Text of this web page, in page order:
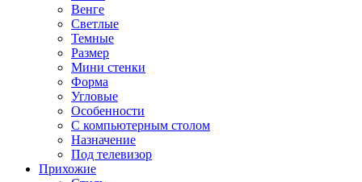
Венге
Светлые
Темные
Размер
Мини стенки
Форма
Угловые
Особенности
С компьютерным столом
Назначение
Под телевизор
Прихожие